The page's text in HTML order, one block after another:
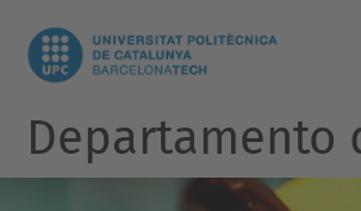
Departamento